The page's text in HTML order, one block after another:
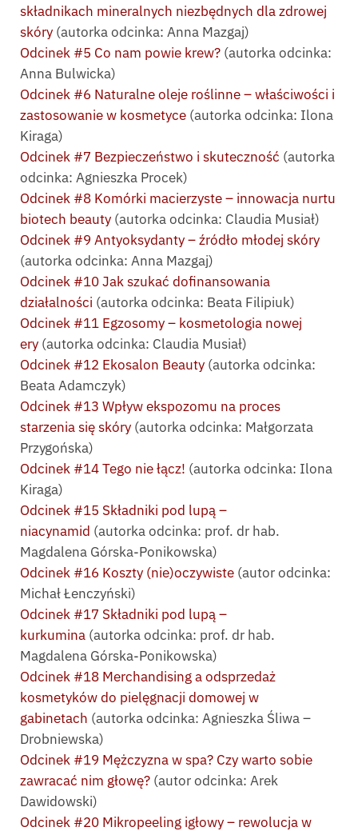
składnikach mineralnych niezbędnych dla zdrowej
skóry (autorka odcinka: Anna Mazgaj)
Odcinek #5 Co nam powie krew? (autorka odcinka:
Anna Bulwicka)
Odcinek #6 Naturalne oleje roślinne – właściwości i
zastosowanie w kosmetyce (autorka odcinka: Ilona
Kiraga)
Odcinek #7 Bezpieczeństwo i skuteczność (autorka
odcinka: Agnieszka Procek)
Odcinek #8 Komórki macierzyste – innowacja nurtu
biotech beauty (autorka odcinka: Claudia Musiał)
Odcinek #9 Antyoksydanty – źródło młodej skóry
(autorka odcinka: Anna Mazgaj)
Odcinek #10 Jak szukać dofinansowania
działalności (autorka odcinka: Beata Filipiuk)
Odcinek #11 Egzosomy – kosmetologia nowej
ery (autorka odcinka: Claudia Musiał)
Odcinek #12 Ekosalon Beauty (autorka odcinka:
Beata Adamczyk)
Odcinek #13 Wpływ ekspozomu na proces
starzenia się skóry (autorka odcinka: Małgorzata
Przygońska)
Odcinek #14 Tego nie łącz! (autorka odcinka: Ilona
Kiraga)
Odcinek #15 Składniki pod lupą –
niacynamid (autorka odcinka: prof. dr hab.
Magdalena Górska-Ponikowska)
Odcinek #16 Koszty (nie)oczywiste (autor odcinka:
Michał Łenczyński)
Odcinek #17 Składniki pod lupą –
kurkumina (autorka odcinka: prof. dr hab.
Magdalena Górska-Ponikowska)
Odcinek #18 Merchandising a odsprzedaż
kosmetyków do pielęgnacji domowej w
gabinetach (autorka odcinka: Agnieszka Śliwa –
Drobniewska)
Odcinek #19 Mężczyzna w spa? Czy warto sobie
zawracać nim głowę? (autor odcinka: Arek
Dawidowski)
Odcinek #20 Mikropeeling igłowy – rewolucja w